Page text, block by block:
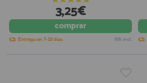
3,25€
comprar
Entrega en 7-10 días IVA incl.